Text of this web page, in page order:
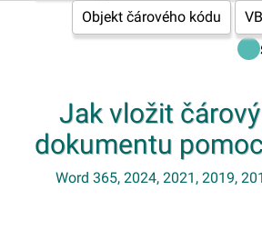
Objekt čárového kódu
Jak vložit
dokumentu
Word 365, 2024, 2021, 2019,